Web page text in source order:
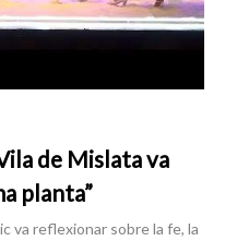
de Mislata va
planta”
va reflexionar sobre la fe, la